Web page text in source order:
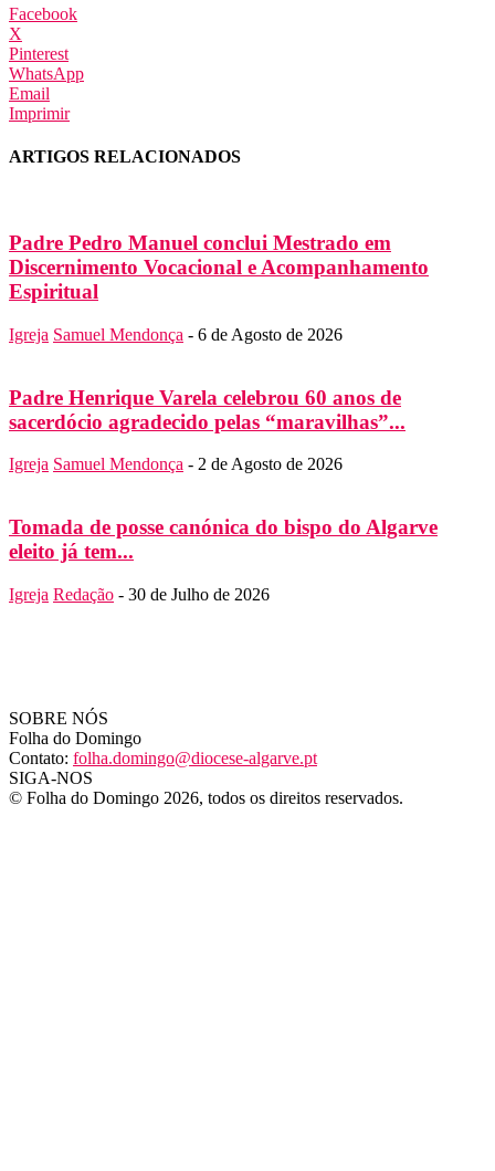
Facebook
X
Pinterest
WhatsApp
Email
Imprimir
ARTIGOS RELACIONADOS
Padre Pedro Manuel conclui Mestrado em
Discernimento Vocacional e Acompanhamento
Espiritual
Igreja Samuel Mendonça - 6 de Agosto de 2026
Padre Henrique Varela celebrou 60 anos de
sacerdócio agradecido pelas “maravilhas”...
Igreja Samuel Mendonça - 2 de Agosto de 2026
Tomada de posse canónica do bispo do Algarve
eleito já tem...
Igreja Redação - 30 de Julho de 2026
SOBRE NÓS
Folha do Domingo
Contato: folha.domingo@diocese-algarve.pt
SIGA-NOS
© Folha do Domingo 2026, todos os direitos reservados.